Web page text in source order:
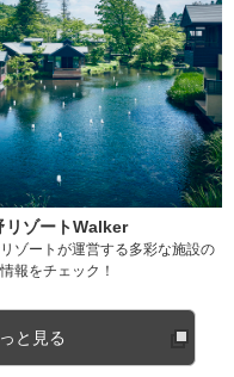
リゾートWalker
ゾートが運営する多彩な施設の
報をチェック！
と見る